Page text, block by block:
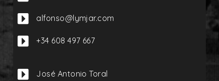
 alfonso@lymjar.com
 +34 608 497 667
 José Antonio Toral